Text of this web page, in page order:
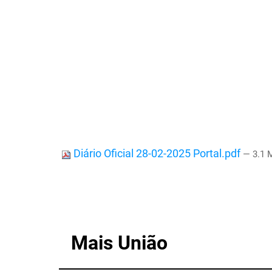
Diário Oficial 28-02-2025 Portal.pdf — 3.1
Mais União